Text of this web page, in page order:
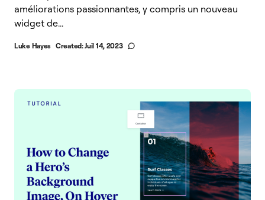
améliorations passionnantes, y compris un nouveau
widget de...
Luke Hayes Created:Juil 14, 2023